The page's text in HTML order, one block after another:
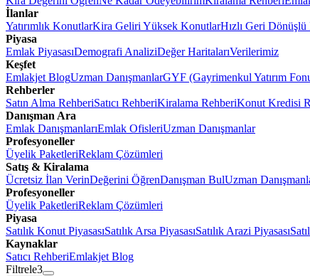
İlanlar
Yatırımlık KonutlarKira Geliri Yüksek KonutlarHızlı Geri
Piyasa
Emlak PiyasasıDemografi AnaliziDeğer HaritalarıVerilerimiz
Keşfet
Emlakjet BlogUzman DanışmanlarGYF (Gayrimenkul Yatırım
Rehberler
Satın Alma RehberiSatıcı RehberiKiralama RehberiKonut Kredisi
Danışman Ara
Emlak DanışmanlarıEmlak OfisleriUzman Danışmanlar
Profesyoneller
Üyelik PaketleriReklam Çözümleri
Satış & Kiralama
Ücretsiz İlan VerinDeğerini ÖğrenDanışman BulUzman
Profesyoneller
Üyelik PaketleriReklam Çözümleri
Piyasa
Satılık Konut PiyasasıSatılık Arsa PiyasasıSatılık Arazi Piyasası
Kaynaklar
Satıcı RehberiEmlakjet Blog
Filtrele3